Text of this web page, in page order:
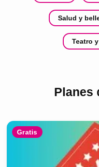
Salud y
Teatro
Planes
Gratis